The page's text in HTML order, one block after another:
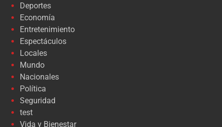
Deportes
Economía
Entretenimiento
Espectáculos
Locales
Mundo
Nacionales
Política
Seguridad
test
Vida y Bienestar